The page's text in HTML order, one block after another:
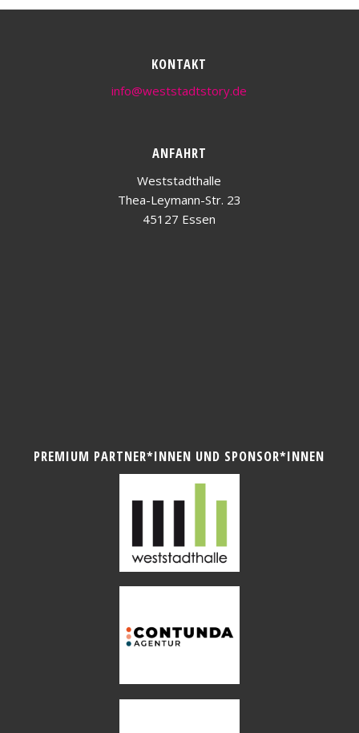
KONTAKT
info@weststadtstory.de
ANFAHRT
Weststadthalle
Thea-Leymann-Str. 23
45127 Essen
PREMIUM PARTNER*INNEN UND SPONSOR*INNEN